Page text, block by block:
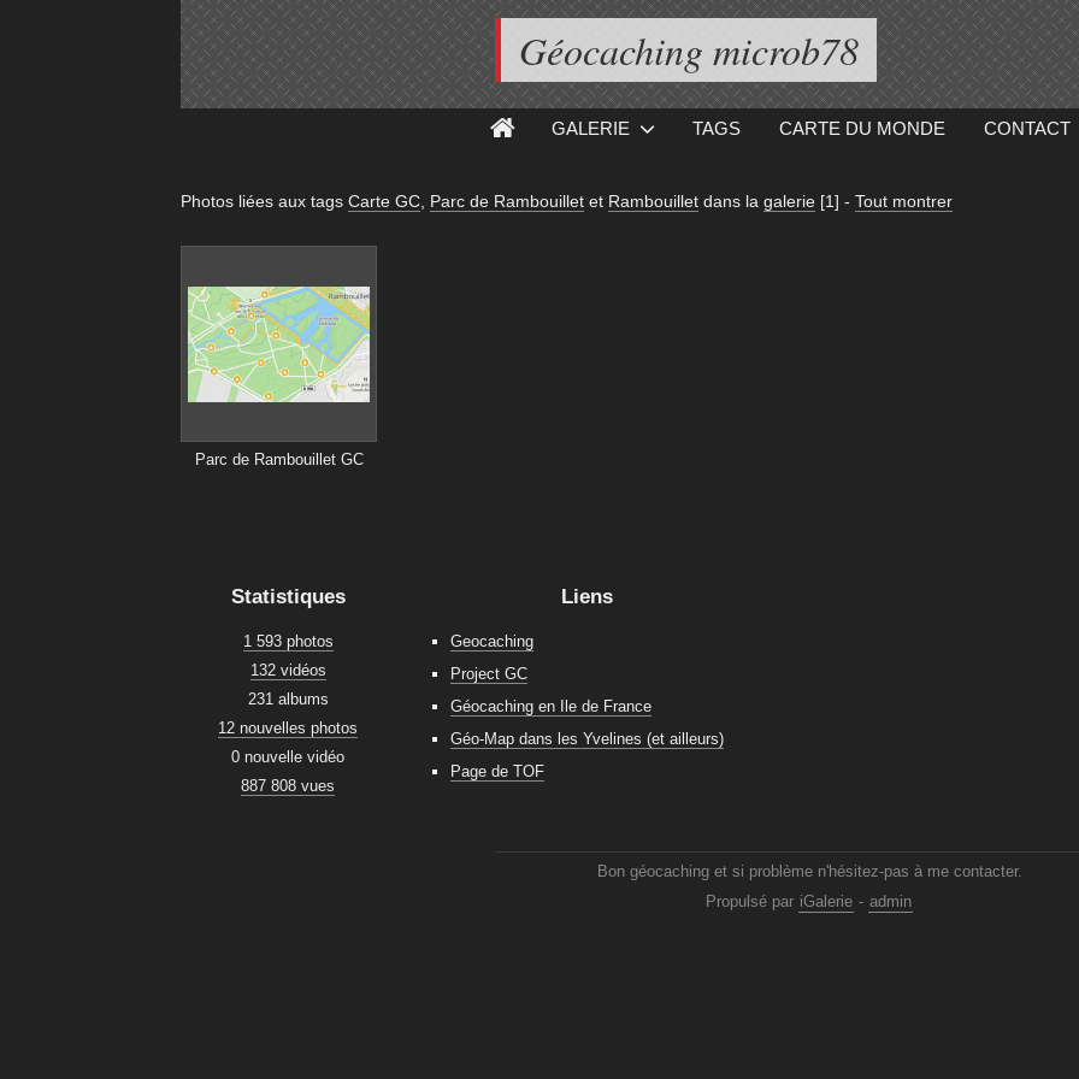
Géocaching microb78
GALERIE TAGS CARTE DU MONDE CONTACT
Photos liées aux tags Carte GC, Parc de Rambouilletet Rambouilletdans la galerie [1] - Tout montrer
Parc de Rambouillet GC
Statistiques
1 593 photos
132 vidéos
231 albums
12 nouvelles photos
0 nouvelle vidéo
887 808 vues
Liens
Geocaching
Project GC
Géocaching en Ile de France
Géo-Map dans les Yvelines (et ailleurs)
Page de TOF
Bon géocaching et si problème n'hésitez-pas à me contacter.
Propulsé par iGalerie - admin